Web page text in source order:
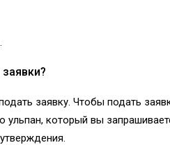
заявку. Чтобы подать
ульпан, который вы